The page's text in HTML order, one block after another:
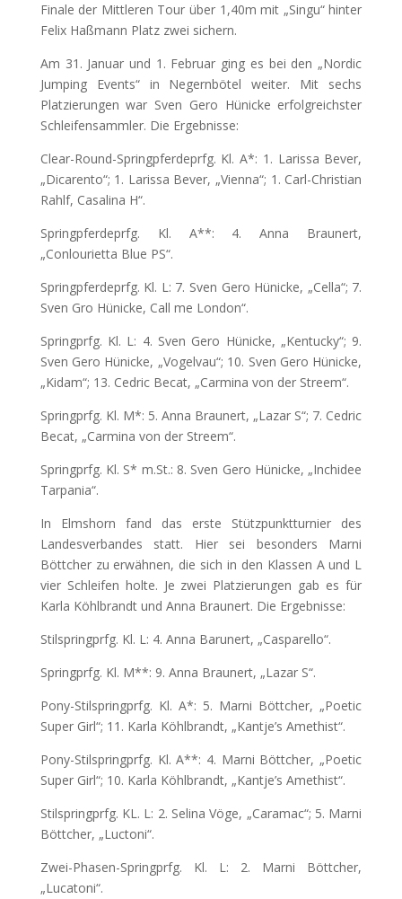
Finale der Mittleren Tour über 1,40m mit „Singu“ hinter
Felix Haßmann Platz zwei sichern.
Am 31. Januar und 1. Februar ging es bei den „Nordic
Jumping Events“ in Negernbötel weiter. Mit sechs
Platzierungen war Sven Gero Hünicke erfolgreichster
Schleifensammler. Die Ergebnisse:
Clear-Round-Springpferdeprfg. Kl. A*: 1. Larissa Bever,
„Dicarento“; 1. Larissa Bever, „Vienna“; 1. Carl-Christian
Rahlf, Casalina H“.
Springpferdeprfg. Kl. A**: 4. Anna Braunert,
„Conlourietta Blue PS“.
Springpferdeprfg. Kl. L: 7. Sven Gero Hünicke, „Cella“; 7.
Sven Gro Hünicke, Call me London“.
Springprfg. Kl. L: 4. Sven Gero Hünicke, „Kentucky“; 9.
Sven Gero Hünicke, „Vogelvau“; 10. Sven Gero Hünicke,
„Kidam“; 13. Cedric Becat, „Carmina von der Streem“.
Springprfg. Kl. M*: 5. Anna Braunert, „Lazar S“; 7. Cedric
Becat, „Carmina von der Streem“.
Springprfg. Kl. S* m.St.: 8. Sven Gero Hünicke, „Inchidee
Tarpania“.
In Elmshorn fand das erste Stützpunktturnier des
Landesverbandes statt. Hier sei besonders Marni
Böttcher zu erwähnen, die sich in den Klassen A und L
vier Schleifen holte. Je zwei Platzierungen gab es für
Karla Köhlbrandt und Anna Braunert. Die Ergebnisse:
Stilspringprfg. Kl. L: 4. Anna Barunert, „Casparello“.
Springprfg. Kl. M**: 9. Anna Braunert, „Lazar S“.
Pony-Stilspringprfg. Kl. A*: 5. Marni Böttcher, „Poetic
Super Girl“; 11. Karla Köhlbrandt, „Kantje’s Amethist“.
Pony-Stilspringprfg. Kl. A**: 4. Marni Böttcher, „Poetic
Super Girl“; 10. Karla Köhlbrandt, „Kantje’s Amethist“.
Stilspringprfg. KL. L: 2. Selina Vöge, „Caramac“; 5. Marni
Böttcher, „Luctoni“.
Zwei-Phasen-Springprfg. Kl. L: 2. Marni Böttcher,
„Lucatoni“.